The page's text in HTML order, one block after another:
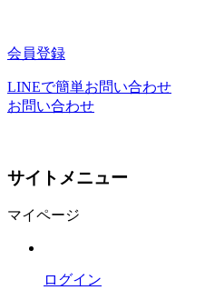
会員登録
LINEで簡単お問い合わせ
お問い合わせ
サイトメニュー
マイページ
ログイン